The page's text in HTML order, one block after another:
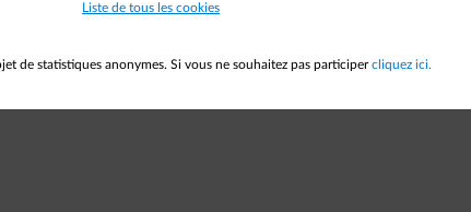
Liste de tous les cookies
de statistiques anonymes. Si vous ne souhaitez pas participercliquez ici.